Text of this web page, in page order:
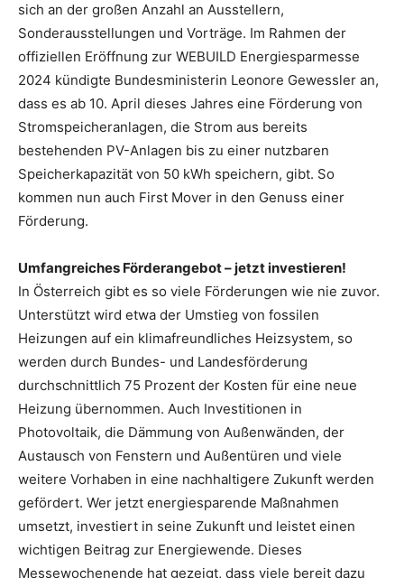
sich an der großen Anzahl an Ausstellern,
Sonderausstellungen und Vorträge. Im Rahmen der
offiziellen Eröffnung zur WEBUILD Energiesparmesse
2024 kündigte Bundesministerin Leonore Gewessler an,
dass es ab 10. April dieses Jahres eine Förderung von
Stromspeicheranlagen, die Strom aus bereits
bestehenden PV-Anlagen bis zu einer nutzbaren
Speicherkapazität von 50 kWh speichern, gibt. So
kommen nun auch First Mover in den Genuss einer
Förderung.
Umfangreiches Förderangebot – jetzt investieren!
In Österreich gibt es so viele Förderungen wie nie zuvor.
Unterstützt wird etwa der Umstieg von fossilen
Heizungen auf ein klimafreundliches Heizsystem, so
werden durch Bundes- und Landesförderung
durchschnittlich 75 Prozent der Kosten für eine neue
Heizung übernommen. Auch Investitionen in
Photovoltaik, die Dämmung von Außenwänden, der
Austausch von Fenstern und Außentüren und viele
weitere Vorhaben in eine nachhaltigere Zukunft werden
gefördert. Wer jetzt energiesparende Maßnahmen
umsetzt, investiert in seine Zukunft und leistet einen
wichtigen Beitrag zur Energiewende. Dieses
Messewochenende hat gezeigt, dass viele bereit dazu